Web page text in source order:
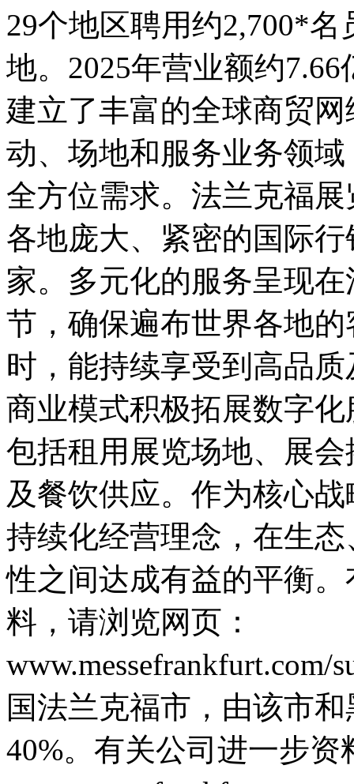
29个地区聘用约2,700*
地。2025年营业额约
建立了丰富的全球商贸
动、场地和服务业务领
全方位需求。法兰克福
各地庞大、紧密的国际
家。多元化的服务呈现
节，确保遍布世界各地
时，能持续享受到高品
商业模式积极拓展数字
包括租用展览场地、展
及餐饮供应。作为核心
持续化经营理念，在生
性之间达成有益的平衡
料，请浏览网页：
国法兰克福市，由该市
40%。有关公司进一步